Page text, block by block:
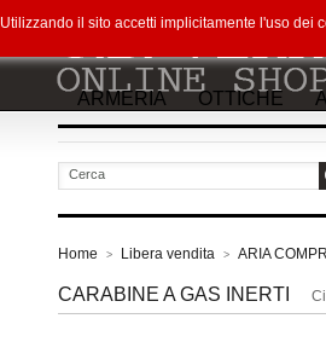
ARMERIA OTTICHE
Home > Libera vendita > ARIA
CARABINE A GAS INERTI
Utilizzando il sito accetti implicitamente l'uso dei